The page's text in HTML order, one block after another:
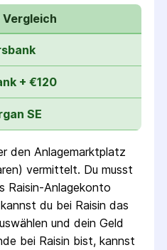
Vergleich
+ €120
SE
den Anlagemarktplatz
vermittelt. Du musst
Raisin-Anlagekonto
du bei Raisin das
und dein Geld
bei Raisin bist, kannst